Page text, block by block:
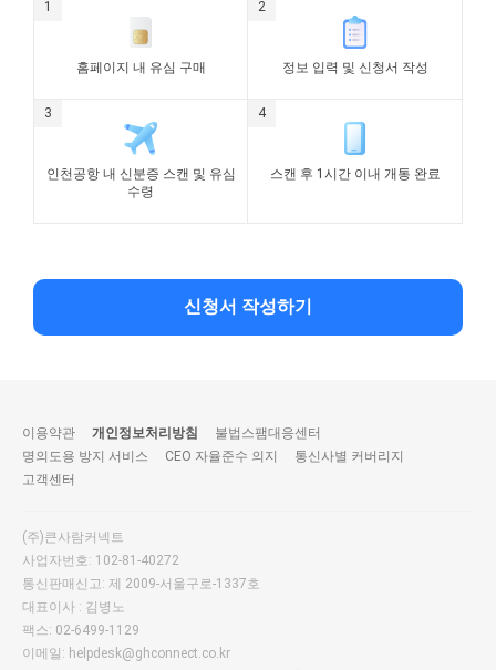
홈페이지 내 유심 구매 정보 입력 및 신청서 작성
인천공항 내 신분증 스캔 및 유심
수령
스캔 후 1시간 이내 개통 완료
신청서 작성하기
이용약관 개인정보처리방침
불법스팸대응센터
명의도용 방지 서비스
CEO 자율준수 의지
통신사별 커버리지
고객센터
(주)큰사람커넥트
사업자번호: 102-81-40272
통신판매신고: 제 2009-서울구로-1337호
대표이사 : 김병노
팩스: 02-6499-1129
이메일: helpdesk@ghconnect.co.kr